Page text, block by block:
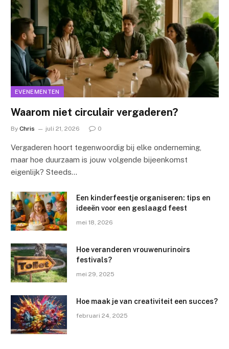
EVENEMENTEN
Waarom niet circulair vergaderen?
By Chris juli 21, 2026 0
Vergaderen hoort tegenwoordig bij elke onderneming,
maar hoe duurzaam is jouw volgende bijeenkomst
eigenlijk? Steeds…
Een kinderfeestje organiseren: tips en
ideeën voor een geslaagd feest
mei 18, 2026
Hoe veranderen vrouwenurinoirs
festivals?
mei 29, 2025
Hoe maak je van creativiteit een succes?
februari 24, 2025